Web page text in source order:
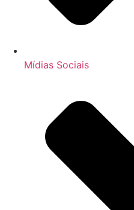
Mídias Sociais